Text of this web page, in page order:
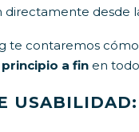
directamente desde
te contaremos
a fin en